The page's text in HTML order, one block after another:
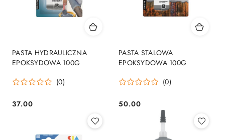
PASTA HYDRAULICZNA
EPOKSYDOWA 100G
(0)
Cena:
37.00
PASTA STALOWA
EPOKSYDOWA 100G
(0)
Cena:
50.00